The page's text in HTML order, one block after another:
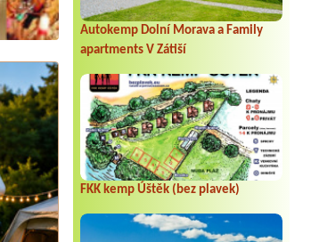
Autokemp Dolní Morava a Family
apartments V Zátiší
FKK kemp Úštěk (bez plavek)